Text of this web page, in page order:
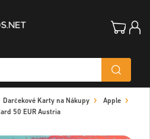
Darčekové Karty na Nákupy
Apple
50 EUR Austria